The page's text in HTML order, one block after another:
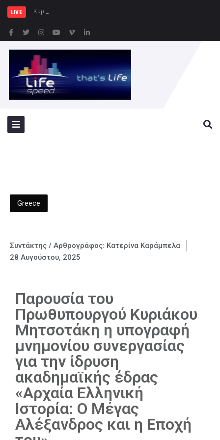
LIVE Κυρ. Μητσοτάκης: Η χώρα δεν
Greece
Συντάκτης / Αρθρογράφος: Κατερίνα Καράμπελα
28 Αυγούστου, 2025
Παρουσία του
Πρωθυπουργού Κυριάκου
Μητσοτάκη η υπογραφή
μνημονίου συνεργασίας
για την ίδρυση
ακαδημαϊκής έδρας
«Αρχαία Ελληνική
Ιστορία: Ο Μέγας
Αλέξανδρος και η Εποχή